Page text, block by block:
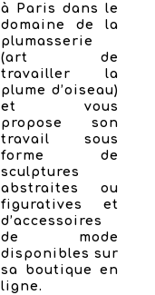
à Paris dans le
domaine de la
plumasserie
(art de
travailler la
plume d’oiseau)
et vous
propose son
travail sous
forme de
sculptures
abstraites ou
figuratives et
d’accessoires
de mode
disponibles sur
sa boutique en
ligne.